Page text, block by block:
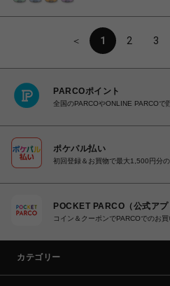
＜ 1 2 3
PARCOポイント
全国のPARCOやONLINE PARCOで
ポケパル払い
初回登録＆お買物で最大1,500円分
POCKET PARCO（公式アプ
コイン＆クーポンでPARCOでのお
カテゴリー